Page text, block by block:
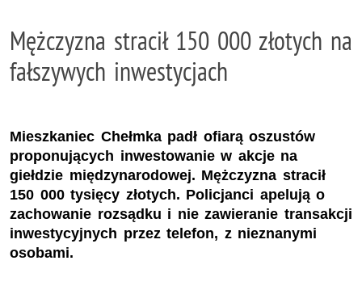
Mężczyzna stracił 150 000 złotych na
fałszywych inwestycjach
Mieszkaniec Chełmka padł ofiarą oszustów
proponujących inwestowanie w akcje na
giełdzie międzynarodowej. Mężczyzna stracił
150 000 tysięcy złotych. Policjanci apelują o
zachowanie rozsądku i nie zawieranie transakcji
inwestycyjnych przez telefon, z nieznanymi
osobami.